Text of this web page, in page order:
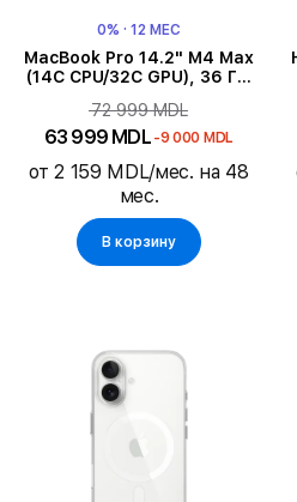
Основная камера
Время воспроизведения
Тип SIM карты
Длина кабеля
Оперативная память
Подтип продукта
0% · 12 МЕС
MacBook Pro 14.2" M4 Max
(14C CPU/32C GPU), 36 ГБ,
72 999 MDL
63 999 MDL -9 000 MDL
от 2 159 MDL/мес. на 48
мес.
В корзину